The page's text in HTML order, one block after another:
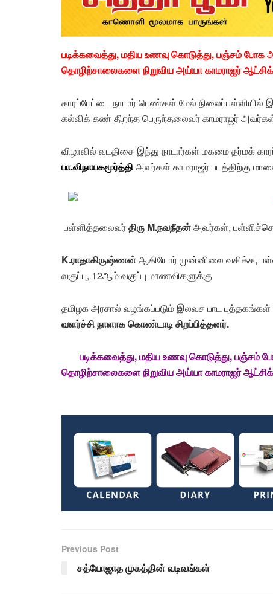
படிக்கவைத்து, மதிய உணவு கொடுத்து, பஞ்சம்
தொழிற்சாலைகளை நிறுவிய அய்யா காமராஜர்
காரப்பேட்டை நாடார் பெண்கள் மேல்
கல்விக் கண் திறந்த பெருந்தலைவர் காமராஜர் அவர்கள்
விழாவில் வடதிசை இந்து நாடார்கள் மகமை தர்மக்
பா.விநாயகமூர்த்திஅவர்கள் காமராஜர் படத்திற்கு
பள்ளித்தலைவர்திரு M.நவநீதன்அவர்கள்,
K.ராதாகிருஷ்ணன்ஆகியோர் முன்னிலை வகிக்க,
வகுப்பு, 12ஆம் வகுப்பு மாணவிகளுக்கு
தமிழக அரசால் வழங்கப்படும் இலவச பாட
வளர்ச்சி நாளாக கொண்டாடி சிறப்பித்தனர்.
படிக்கவைத்து, மதிய உணவு கொடுத்து,
தொழிற்சாலைகளை நிறுவிய அய்யா காமராஜர்
Previous Post
சத்யோஜாத முகத்தின் வடிவங்கள்